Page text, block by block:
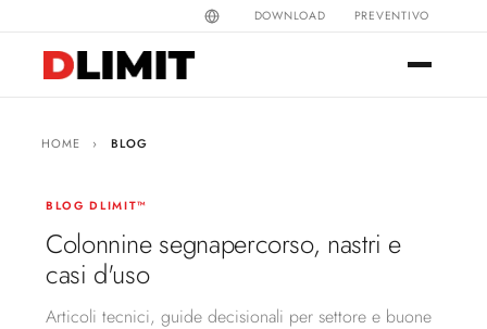
DOWNLOAD PREVENTIVO
HOME › BLOG
BLOG DLIMIT™
Colonnine segnapercorso, nastri e
casi d'uso
Articoli tecnici, guide decisionali per settore e buone